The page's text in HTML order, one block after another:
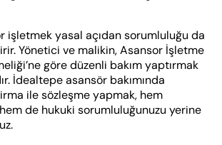
işletmek yasal açıdan sorumluluğu da
Yönetici ve malikin, Asansor İşletme
göre düzenli bakım yaptırmak
İdealtepe asansör bakımında
ile sözleşme yapmak, hem
de hukuki sorumluluğunuzu yerine